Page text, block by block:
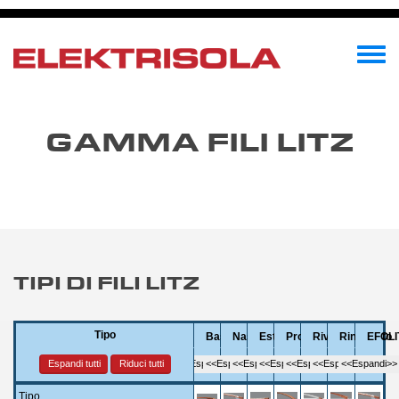
Salta
contenuto
Toggle
GAMMA FILI LITZ
TIPI DI FILI LITZ
Tipo
Tipo